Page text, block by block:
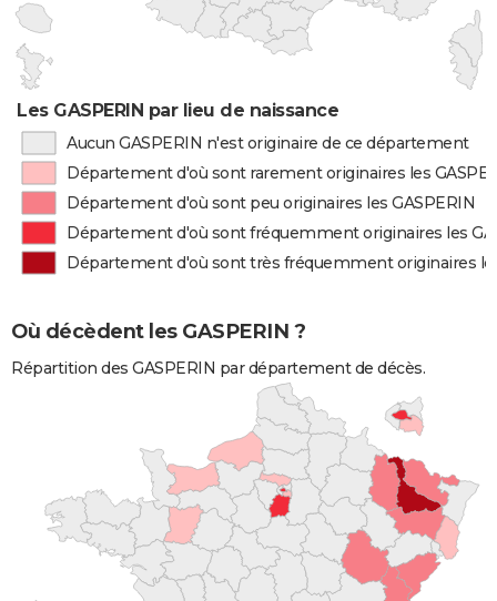
Les GASPERIN par lieu de naissance
Aucun GASPERIN n'est originaire de ce département
Département d'où sont rarement originaires les
Département d'où sont peu originaires les GASPERIN
Département d'où sont fréquemment originaires les
Département d'où sont très fréquemment originaires
Où décèdent les GASPERIN ?
Répartition des GASPERIN par département de décès.